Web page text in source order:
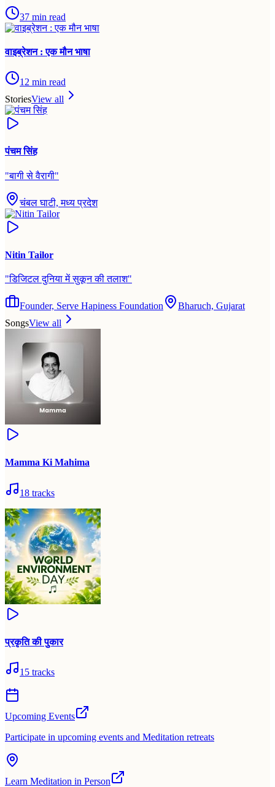
37 min read
वाइब्रेशन : एक मौन भाषा
12 min read
StoriesView all
पंचम सिंह
"बागी से वैरागी"
चंबल घाटी, मध्य प्रदेश
Nitin Tailor
"डिजिटल दुनिया में सुकून की तलाश"
Founder, Serve Hapiness Foundation
Bharuch, Gujarat
SongsView all
Mamma Ki Mahima
18 tracks
प्रकृति की पुकार
15 tracks
Upcoming Events
Participate in upcoming events and Meditation retreats
Learn Meditation in Person